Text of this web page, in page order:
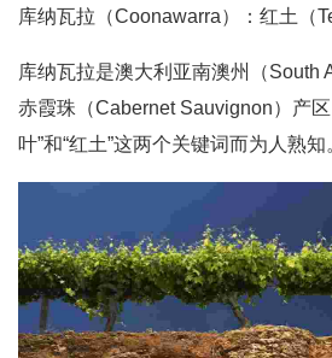
库纳瓦拉（Coonawarra）：红土（
库纳瓦拉是澳大利亚南澳州（South
赤霞珠（Cabernet Sauvignon）产
叶”和“红土”这两个关键词而为人熟知